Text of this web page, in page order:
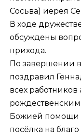
Сосьва) иерея
В ходе
обсуждены
прихода.
По завершении
поздравил
всех
Божией помощи
посёлка на